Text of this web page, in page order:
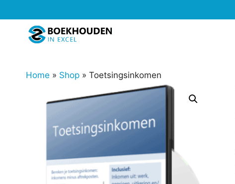
naar
Home » Shop » Toetsingsinkomen